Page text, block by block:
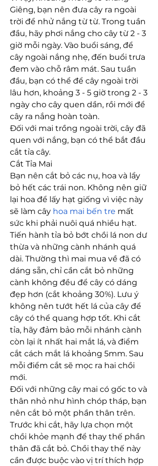
Giêng, bạn nên đưa cây ra ngoài
trời để nhử nắng từ từ. Trong tuần
đầu, hãy phơi nắng cho cây từ 2 - 3
giờ mỗi ngày. Vào buổi sáng, để
cây ngoài nắng nhẹ, đến buổi trưa
đem vào chỗ râm mát. Sau tuần
đầu, bạn có thể để cây ngoài trời
lâu hơn, khoảng 3 - 5 giờ trong 2 - 3
ngày cho cây quen dần, rồi mới để
cây ra nắng hoàn toàn.
Đối với mai trồng ngoài trời, cây đã
quen với nắng, bạn có thể bắt đầu
cắt tỉa cây.
Cắt Tỉa Mai
Bạn nên cắt bỏ các nụ, hoa và lẩy
bỏ hết các trái non. Không nên giữ
lại hoa để lấy hạt giống vì việc này
sẽ làm cây hoa mai bến tre mất
sức khi phải nuôi quá nhiều hạt.
Tiến hành tỉa bỏ bớt chồi lá non dư
thừa và những cành nhánh quá
dài. Thường thì mai mua về đã có
dáng sẵn, chỉ cần cắt bỏ những
cành không đều để cây có dáng
đẹp hơn (cắt khoảng 30%). Lưu ý
không nên tướt hết lá của cây để
cây có thể quang hợp tốt. Khi cắt
tỉa, hãy đảm bảo mỗi nhánh cành
còn lại ít nhất hai mắt lá, và điểm
cắt cách mắt lá khoảng 5mm. Sau
mỗi điểm cắt sẽ mọc ra hai chồi
mới.
Đối với những cây mai có gốc to và
thân nhỏ như hình chóp tháp, bạn
nên cắt bỏ một phần thân trên.
Trước khi cắt, hãy lựa chọn một
chồi khỏe mạnh để thay thế phần
thân đã cắt bỏ. Chồi thay thế này
cần được buộc vào vị trí thích hợp